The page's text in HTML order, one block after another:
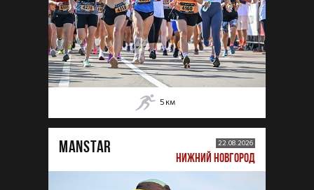
5 км
MANSTAR 22.08.2026
НИЖНИЙ НОВГОРОД